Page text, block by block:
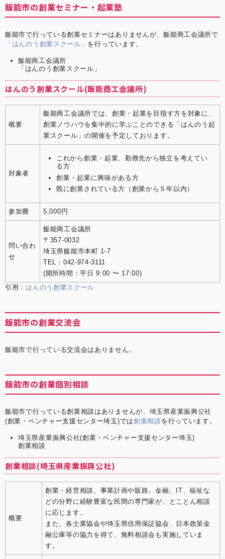
飯能市の創業セミナー・起業塾
飯能市で行っている創業セミナーはありませんが、飯能商工会議所で
「はんのう創業スクール」 を行っています。
飯能商工会議所
「はんのう創業スクール」
はんのう創業スクール(飯能商工会議所)
概要
飯能商工会議所では、創業・起業を目指す方を対象に、
創業ノウハウを集中的に学ぶことのできる「はんのう起
業スクール」の開催を予定しております。
対象者
これから創業・起業、勤務先から独立を考えてい
る方
創業・起業に興味がある方
既に創業されている方（創業から５年以内）
参加費 5,000円
問い合わ
せ
飯能商工会議所
〒357-0032
埼玉県飯能市本町 1-7
TEL：042-974-3111
(開所時間：平日 9:00 〜 17:00)
引用： はんのう創業スクール
飯能市の創業交流会
飯能市で行っている交流会はありません。
飯能市の創業個別相談
飯能市で行っている創業相談はありませんが、埼玉県産業振興公社
(創業・ベンチャー支援センター埼玉)では創業相談 を行っています。
埼玉県産業振興公社(創業・ベンチャー支援センター埼玉)
創業相談
創業相談(埼玉県産業振興公社)
概要
創業・経営相談、事業計画や販路、金融、IT、福祉な
どの分野に経験豊富な民間の専門家が、とことん相談
に応じます。
また、各士業協会や埼玉県信用保証協会、日本政策金
融公庫等の協力を得て、無料相談会も実施していま
す。